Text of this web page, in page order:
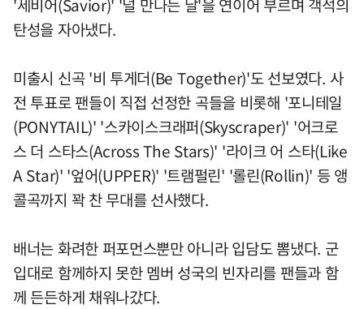
'세비어(Savior)' '널 만나는 날'을 연이어 부르며 객석의
탄성을 자아냈다.
미출시 신곡 '비 투게더(Be Together)'도 선보였다. 사
전 투표로 팬들이 직접 선정한 곡들을 비롯해 '포니테일
(PONYTAIL)' '스카이스크래퍼(Skyscraper)' '어크로
스 더 스타스(Across The Stars)' '라이크 어 스타(Like
A Star)' '엎어(UPPER)' '트램펄린' '롤린(Rollin)' 등 앵
콜곡까지 꽉 찬 무대를 선사했다.
배너는 화려한 퍼포먼스뿐만 아니라 입담도 뽐냈다. 군
입대로 함께하지 못한 멤버 성국의 빈자리를 팬들과 함
께 든든하게 채워나갔다.